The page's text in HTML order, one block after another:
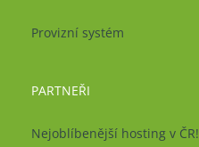
Provizní systém
PARTNEŘI
Nejoblíbenější hosting v ČR!